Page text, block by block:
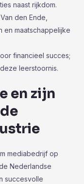
naast rijkdom.
den Ende,
maatschappelijke
financieel succes;
leerstoornis.
en zijn
mediabedrijf op
Nederlandse
succesvolle